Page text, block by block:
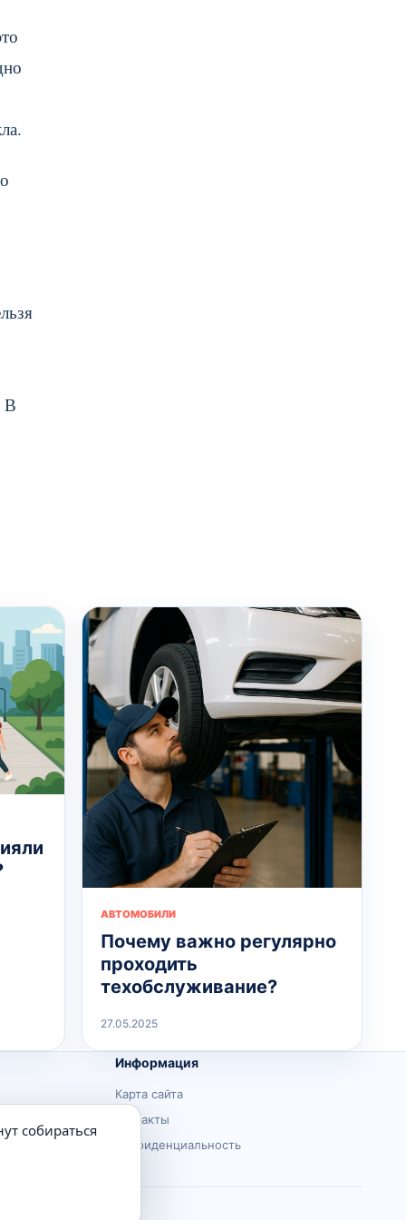
В
АВТОМОБИЛИ
Почему важно регулярно
проходить
техобслуживание?
27.05.2025
Информация
Карта сайта
Контакты
Конфиденциальность
собираться